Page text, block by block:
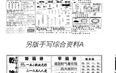
另版手写综合资料A